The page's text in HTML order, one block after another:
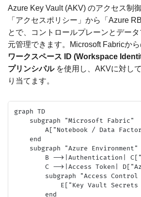
Azure Key Vault (AKV) のアクセス制
「アクセスポリシー」から「Azure
とで、コントロールプレーンとデー
元管理できます。Microsoft Fabricから
ワークスペース ID (Workspace
プリンシパルを使用し、AKVに対し
り当てます。
graph TD
    subgraph "Microsoft Fabric"
A["Notebook / Data
    end
    subgraph "Azure Environment"
B -->|Authentication|
C -->|Access Token|
subgraph "Access Control
E["Key Vault
        end